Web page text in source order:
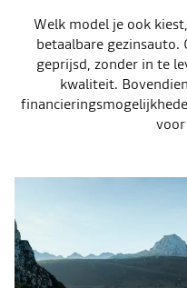
Welk model je ook
betaalbare gezinsauto.
geprijsd, zonder in te
kwaliteit.